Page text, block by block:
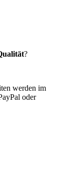
?
werden im
oder